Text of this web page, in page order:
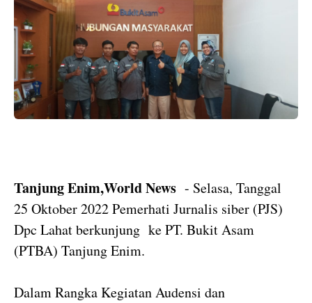
Tanjung Enim,World News - Selasa, Tanggal
25 Oktober 2022 Pemerhati Jurnalis siber (PJS)
Dpc Lahat berkunjung ke PT. Bukit Asam
(PTBA) Tanjung Enim.
Dalam Rangka Kegiatan Audensi dan